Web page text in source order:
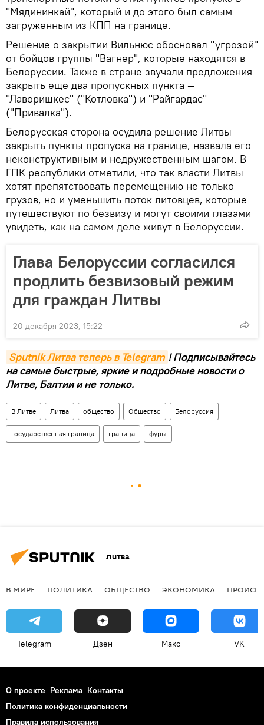
"Мядининкай", который и до этого был самым
загруженным из КПП на границе.
Решение о закрытии Вильнюс обосновал "угрозой"
от бойцов группы "Вагнер", которые находятся в
Белоруссии. Также в стране звучали предложения
закрыть еще два пропускных пункта —
"Лаворишкес" ("Котловка") и "Райгардас"
("Привалка").
Белорусская сторона осудила решение Литвы
закрыть пункты пропуска на границе, назвала его
неконструктивным и недружественным шагом. В
ГПК республики отметили, что так власти Литвы
хотят препятствовать перемещению не только
грузов, но и уменьшить поток литовцев, которые
путешествуют по безвизу и могут своими глазами
увидеть, как на самом деле живут в Белоруссии.
Глава Белоруссии согласился
продлить безвизовый режим
для граждан Литвы
20 декабря 2023, 15:22
Sputnik Литва теперь в Telegram ! Подписывайтесь
на самые быстрые, яркие и подробные новости о
Литве, Балтии и не только.
В Литве Литва общество Общество Белоруссия
государственная граница граница фуры
Литва
В МИРЕ ПОЛИТИКА ОБЩЕСТВО ЭКОНОМИКА
Telegram Дзен Макс VK
О проекте Реклама Контакты
Политика конфиденциальности
Правила использования